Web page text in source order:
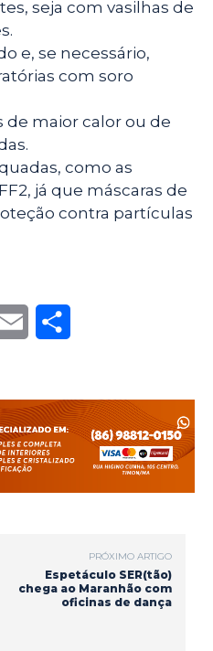
seja com vasilhas de
e, se necessário,
com soro
de maior calor ou de
como as
já que máscaras de
contra partículas
i
l
r
e
PRÓXIMO ARTIGO
Espetáculo SER(tão)
chega ao Maranhão com
oficinas de dança